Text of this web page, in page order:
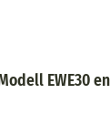
EWE30